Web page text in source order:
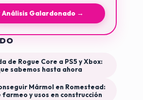
Análisis Galardonado →
de Rogue Core a PS5 y Xbox:
sabemos hasta ahora
Mármol en Romestead:
farmeo y usos en construcción